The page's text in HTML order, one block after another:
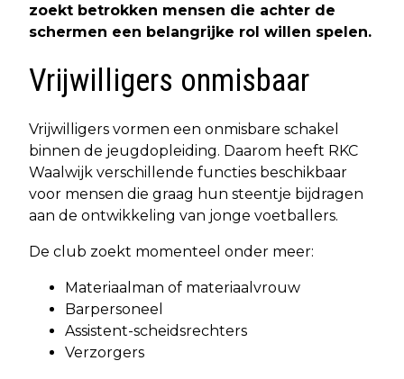
zoekt betrokken mensen die achter de
schermen een belangrijke rol willen spelen.
Vrijwilligers onmisbaar
Vrijwilligers vormen een onmisbare schakel
binnen de jeugdopleiding. Daarom heeft RKC
Waalwijk verschillende functies beschikbaar
voor mensen die graag hun steentje bijdragen
aan de ontwikkeling van jonge voetballers.
De club zoekt momenteel onder meer:
Materiaalman of materiaalvrouw
Barpersoneel
Assistent-scheidsrechters
Verzorgers